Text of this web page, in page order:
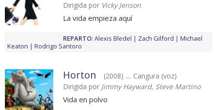
Dirigida por Vicky Jenson
La vida empieza aquí
REPARTO: Alexis Bledel Zach Gilford
Michael
Keaton
Rodrigo Santoro
Horton
(2008) .... Cangura (voz)
Dirigida por Jimmy Hayward, Steve Martino
Vida en polvo